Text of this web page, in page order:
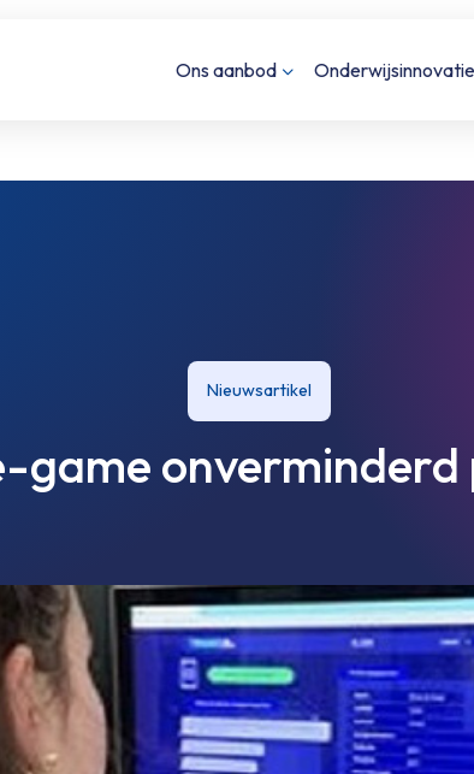
Ons aanbod
Nieuwsartikel
game onverminderd